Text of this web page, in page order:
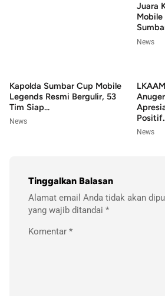
Juara
Mobile
News
Kapolda Sumbar Cup Mobile
Legends Resmi Bergulir, 53
Tim Siap...
News
News
Tinggalkan Balasan
Alamat email Anda tidak akan
yang wajib ditandai *
Komentar *